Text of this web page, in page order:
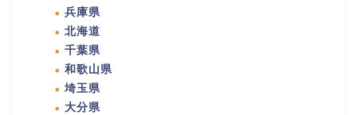
兵庫県
北海道
千葉県
和歌山県
埼玉県
大分県